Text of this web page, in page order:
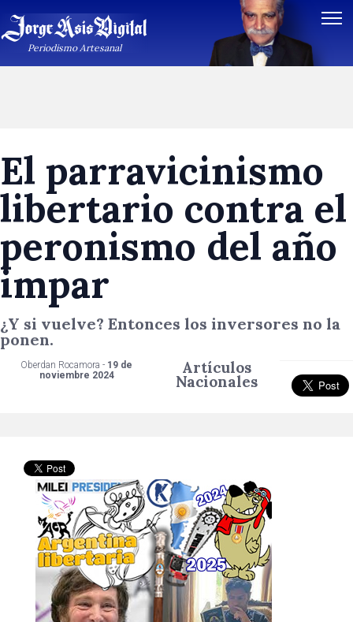
Periodismo Artesanal
El parravicinismo
libertario contra el
peronismo del año
impar
¿Y si vuelve? Entonces los inversores no la
ponen.
Oberdan Rocamora - 19 de
noviembre 2024
Artículos
Nacionales